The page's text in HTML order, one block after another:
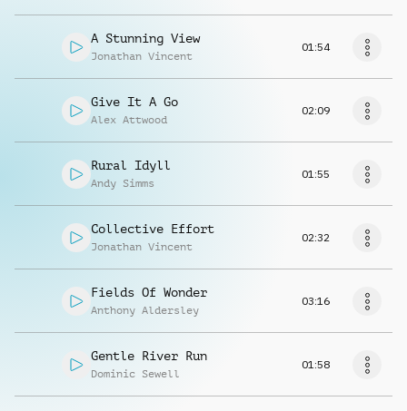
A Stunning View
Jonathan Vincent
01:54
Give It A Go
Alex Attwood
02:09
Rural Idyll
Andy Simms
01:55
Collective Effort
Jonathan Vincent
02:32
Fields Of Wonder
Anthony Aldersley
03:16
Gentle River Run
Dominic Sewell
01:58